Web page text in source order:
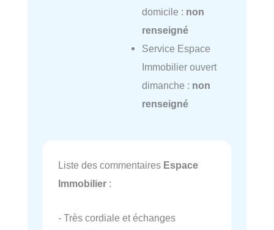
domicile : non
renseigné
Service Espace
Immobilier ouvert
dimanche : non
renseigné
Liste des commentaires Espace
Immobilier :
- Très cordiale et échanges